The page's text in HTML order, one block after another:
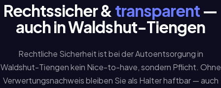
Rechtssicher & transparent—
auch in Waldshut-Tiengen
Rechtliche Sicherheit ist bei der Autoentsorgung in
Waldshut-Tiengen kein Nice-to-have, sondern Pflicht. Ohne
Verwertungsnachweis bleiben Sie als Halter haftbar — auch